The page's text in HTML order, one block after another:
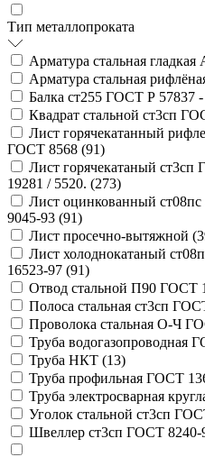
Тип металлопроката
Арматура стальная
Арматура стальная
Балка ст255 ГОСТ Р 57837
Квадрат стальной ст3сп
Лист горячекатанный
ГОСТ 8568 (91)
Лист горячекатаный
19281 / 5520. (273)
Лист оцинкованный
9045-93 (91)
Лист просечно-вытяжной (
Лист холоднокатаный
16523-97 (91)
Отвод стальной П90 ГОСТ
Полоса стальная ст3сп
Проволока стальная О-Ч
Труба водогазопроводная
Труба НКТ (13)
Труба профильная ГОСТ
Труба электросварная
Уголок стальной ст3сп
Швеллер ст3сп ГОСТ 8240-